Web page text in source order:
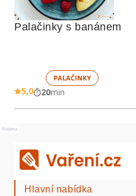
Palačinky s banánem
PALAČINKY
5,0 20min
Reklama
Hlavní nabídka